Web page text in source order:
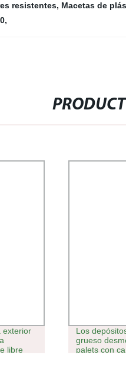
resistentes, Macetas de
,
exterior
libre
Los
grueso
palets con